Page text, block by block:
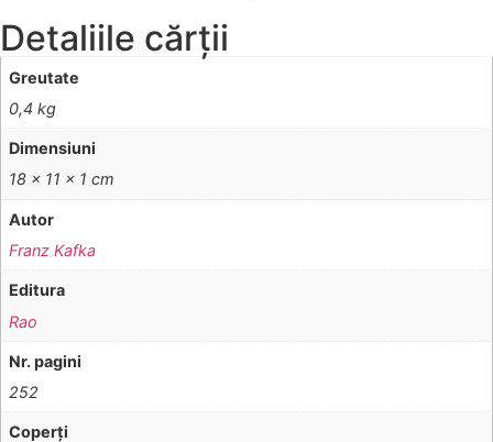
Detaliile cărții
Greutate
0,4 kg
Dimensiuni
18 × 11 × 1 cm
Autor
Franz Kafka
Editura
Rao
Nr. pagini
252
Coperţi